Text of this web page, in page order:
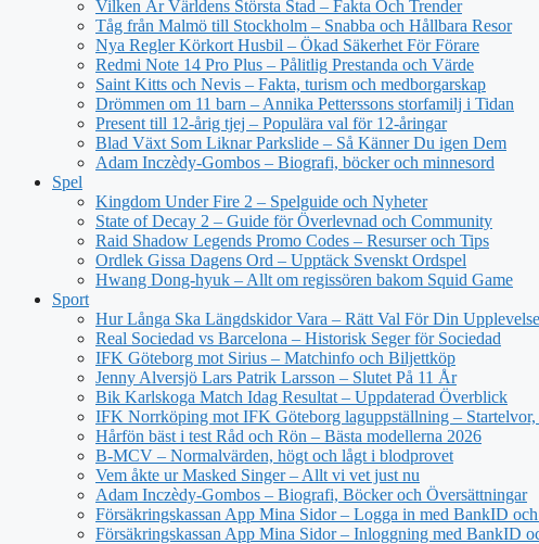
Vilken Är Världens Största Stad – Fakta Och Trender
Tåg från Malmö till Stockholm – Snabba och Hållbara Resor
Nya Regler Körkort Husbil – Ökad Säkerhet För Förare
Redmi Note 14 Pro Plus – Pålitlig Prestanda och Värde
Saint Kitts och Nevis – Fakta, turism och medborgarskap
Drömmen om 11 barn – Annika Petterssons storfamilj i Tidan
Present till 12-årig tjej – Populära val för 12-åringar
Blad Växt Som Liknar Parkslide – Så Känner Du igen Dem
Adam Inczèdy-Gombos – Biografi, böcker och minnesord
Spel
Kingdom Under Fire 2 – Spelguide och Nyheter
State of Decay 2 – Guide för Överlevnad och Community
Raid Shadow Legends Promo Codes – Resurser och Tips
Ordlek Gissa Dagens Ord – Upptäck Svenskt Ordspel
Hwang Dong-hyuk – Allt om regissören bakom Squid Game
Sport
Hur Långa Ska Längdskidor Vara – Rätt Val För Din Upplevelse
Real Sociedad vs Barcelona – Historisk Seger för Sociedad
IFK Göteborg mot Sirius – Matchinfo och Biljettköp
Jenny Alversjö Lars Patrik Larsson – Slutet På 11 År
Bik Karlskoga Match Idag Resultat – Uppdaterad Överblick
IFK Norrköping mot IFK Göteborg laguppställning – Startelvor,
Hårfön bäst i test Råd och Rön – Bästa modellerna 2026
B-MCV – Normalvärden, högt och lågt i blodprovet
Vem åkte ur Masked Singer – Allt vi vet just nu
Adam Inczèdy-Gombos – Biografi, Böcker och Översättningar
Försäkringskassan App Mina Sidor – Logga in med BankID
Försäkringskassan App Mina Sidor – Inloggning med BankID